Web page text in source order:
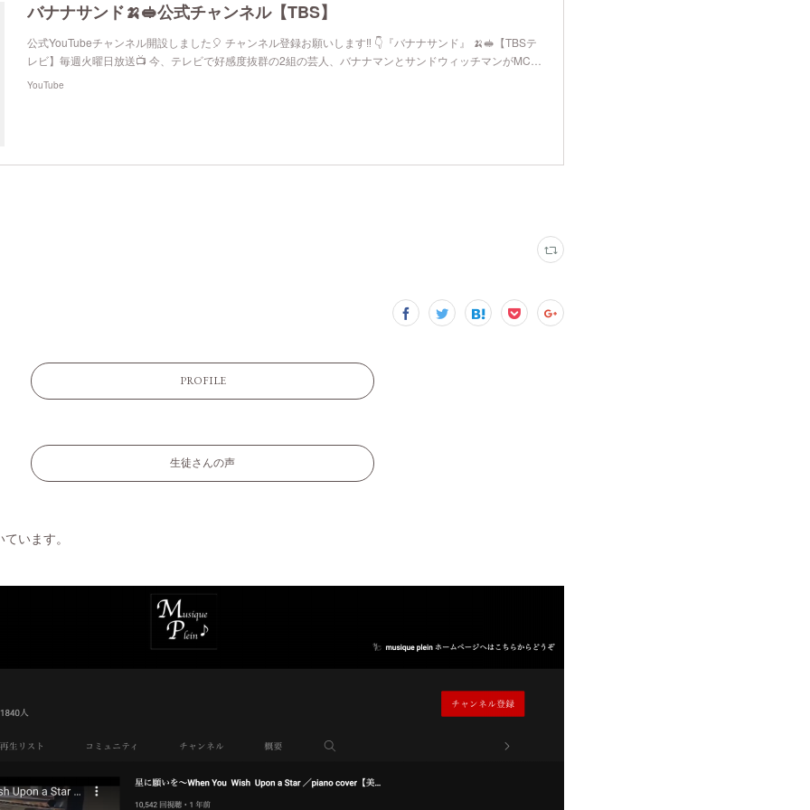
バナナサンド🍌🥪公式チャンネル【TBS】
公式YouTubeチャンネル開設しました🎈 チャンネル登録お願いします‼︎ 👇『バナナサンド』 🍌🥪【TBSテ
レビ】毎週火曜日放送📺 今、テレビで好感度抜群の2組の芸人、バナナマンとサンドウィッチマンがMC…
YouTube
PROFILE
生徒さんの声
います。